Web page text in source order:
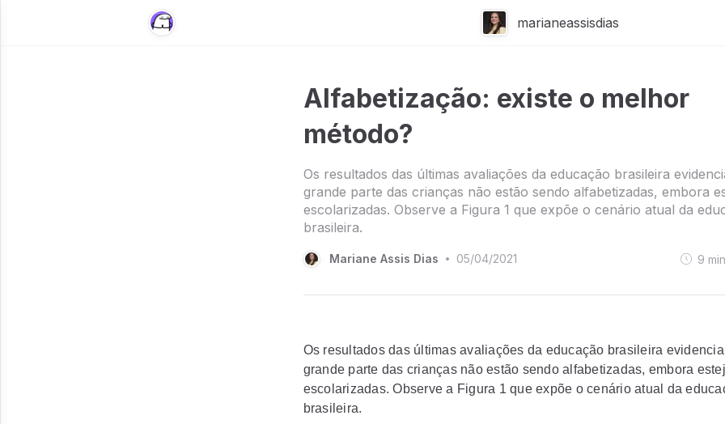
marianeassisdias
Alfabetização: existe o melhor
método?
Os resultados das últimas avaliações da educação brasileira
grande parte das crianças não estão sendo alfabetizadas, embora
escolarizadas. Observe a Figura 1 que expõe o cenário atual da
brasileira.
Mariane Assis Dias • 05/04/2021 9 min
Os resultados das últimas avaliações da educação brasileira
grande parte das crianças não estão sendo alfabetizadas, embora
escolarizadas. Observe a Figura 1 que expõe o cenário atual da
brasileira.